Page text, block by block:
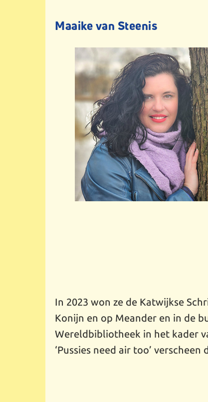
Maaike van Steenis
In 2023 won ze de Katwijkse
Konijn en op Meander en in de
Wereldbibliotheek in het kader
‘Pussies need air too’